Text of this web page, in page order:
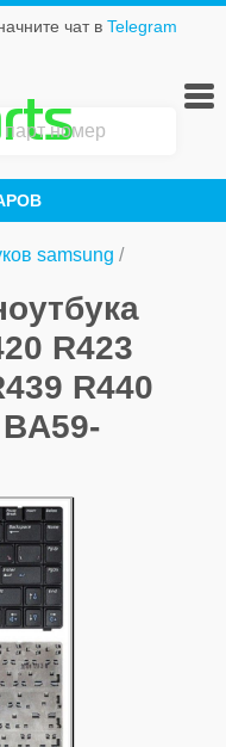
чат в Telegram
samsung /
R423
R440